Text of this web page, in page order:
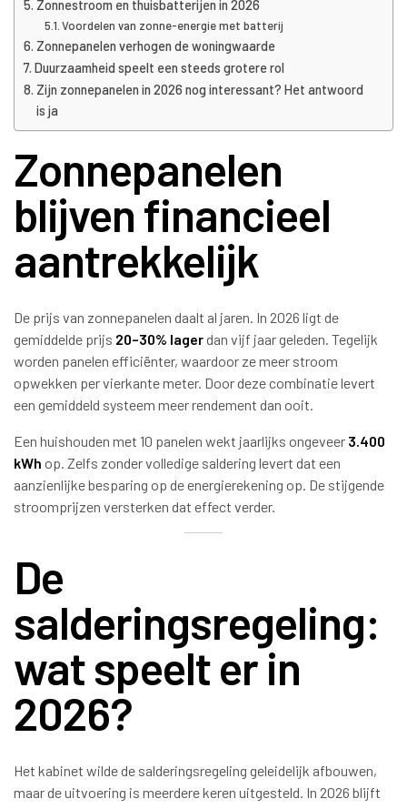
Zonnestroom en thuisbatterijen in 2026
Voordelen van zonne-energie met batterij
Zonnepanelen verhogen de woningwaarde
Duurzaamheid speelt een steeds grotere rol
Zijn zonnepanelen in 2026 nog interessant? Het antwoord
is ja
Zonnepanelen
blijven financieel
aantrekkelijk
De prijs van zonnepanelen daalt al jaren. In 2026 ligt de
gemiddelde prijs 20–30% lagerdan vijf jaar geleden. Tegelijk
worden panelen efficiënter, waardoor ze meer stroom
opwekken per vierkante meter. Door deze combinatie levert
een gemiddeld systeem meer rendement dan ooit.
Een huishouden met 10 panelen wekt jaarlijks ongeveer 3.400
kWh op. Zelfs zonder volledige saldering levert dat een
aanzienlijke besparing op de energierekening op. De stijgende
stroomprijzen versterken dat effect verder.
De
salderingsregeling:
wat speelt er in
2026?
Het kabinet wilde de salderingsregeling geleidelijk afbouwen,
maar de uitvoering is meerdere keren uitgesteld. In 2026 blijft